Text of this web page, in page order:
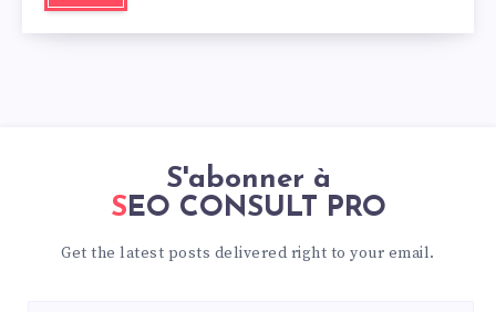
S'abonner à
SEO CONSULT PRO
Get the latest posts delivered right to your email.